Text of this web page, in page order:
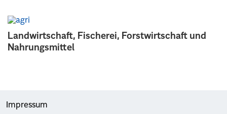
Landwirtschaft, Fischerei, Forstwirtschaft und
Nahrungsmittel
Impressum